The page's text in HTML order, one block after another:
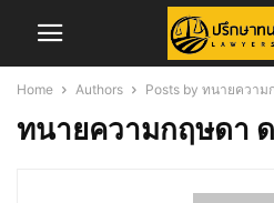
Home Authors Posts by ทนายความ
ทนายความกฤษดา